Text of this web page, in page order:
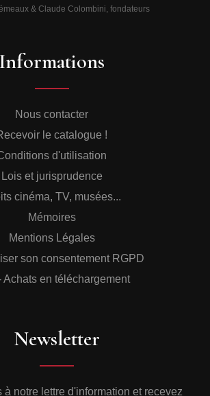
& Claude Colombini, fondateurs
Informations
Nous contacter
le catalogue !
d'utilisation
Lois et jurisprudence
cinéma, TV, musées...
Mémoires
Mentions Légales
son consentement RGPD
Achats en téléchargement
Newsletter
à notre lettre d'information et recevez